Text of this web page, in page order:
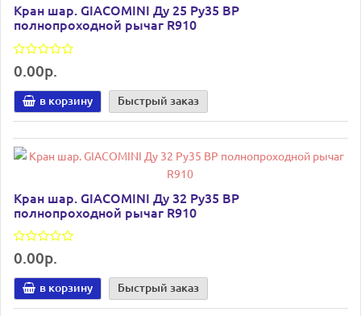
Кран шар. GIACOMINI Ду 25 Ру35 ВР
полнопроходной рычаг R910
0.00р.
в корзину Быстрый заказ
Кран шар. GIACOMINI Ду 32 Ру35 ВР
полнопроходной рычаг R910
0.00р.
в корзину Быстрый заказ